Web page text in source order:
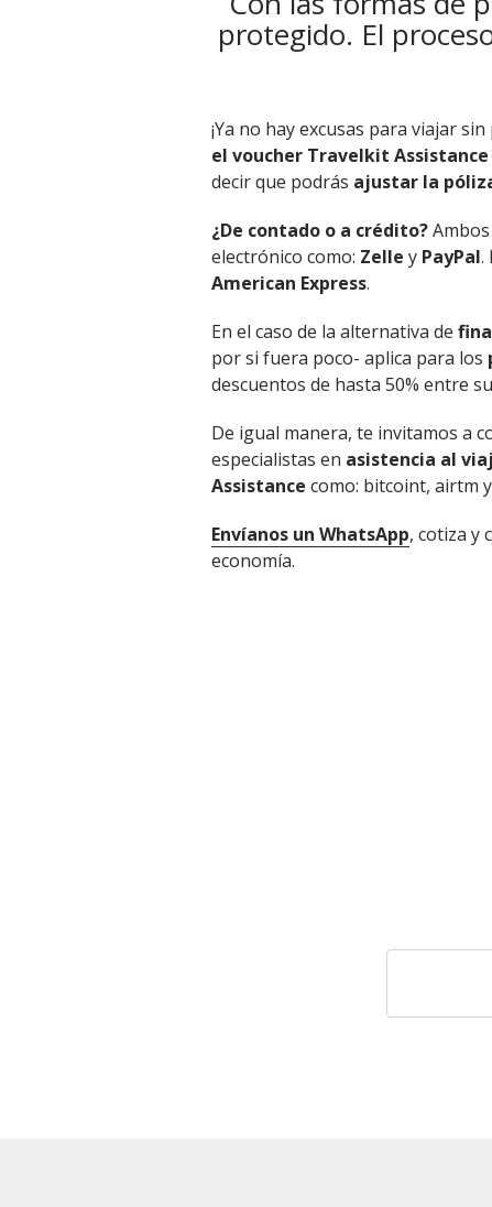
protegido. El
¡Ya no hay excusas para viajar
el voucher Travelkit Assistance
decir que podrás ajustar la
¿De contado o a crédito?
electrónico como: Zelle y PayPal.
American Express.
En el caso de la alternativa de
por si fuera poco- aplica para los
descuentos de hasta 50% entre
De igual manera, te invitamos a
especialistas en asistencia al
Assistance como: bitcoint, airtm
Envíanos un WhatsApp, cotiza y
economía.